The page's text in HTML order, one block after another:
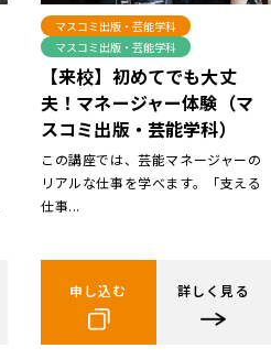
マスコミ出版・芸能学科
マスコミ出版・芸能学科
【来校】初めてでも大丈
夫！マネージャー体験（マ
スコミ出版・芸能学科）
この講座では、芸能マネージャーの
リアルな仕事を学べます。「支える
仕事...
申し込む 詳しく見る